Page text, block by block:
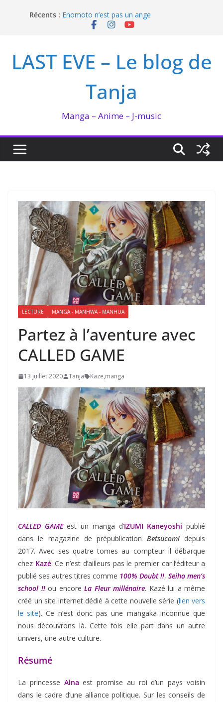
Récents : Enomoto n’est pas un ange
QUEEN BEE enflamme le Bataclan
I’m not in love de Zeniko Sumiya
LAST EVE – Le blog de
Tanja
Manga – Anime – J-music
LECTURE MANGA - MANHWA - MANHUA
Partez à l’aventure avec
CALLED GAME
13 juillet 2020 Tanja Kaze,manga
CALLED GAMEest un manga d’IZUMI Kaneyoshi publié
dans le magazine de prépublication Betsucomi depuis
2017. Avec ses quatre tomes au compteur il débarque
chez Kazé. Ce n’est d’ailleurs pas le premier car l’éditeur a
publié ses autres titres comme 100% Doubt !!, Seiho men’s
school !!ou encore La Fleur millénaire. Kazé lui a même
créé un site internet dédié à cette nouvelle série (lien vers
le site). Ce n’est donc pas une mangaka inconnue que
nous découvrons là. Cette fois elle part dans un autre
univers, une autre culture.
Résumé
La princesse Alna est promise au roi d’un pays voisin
dans le cadre d’une alliance politique. Sur les conseils de